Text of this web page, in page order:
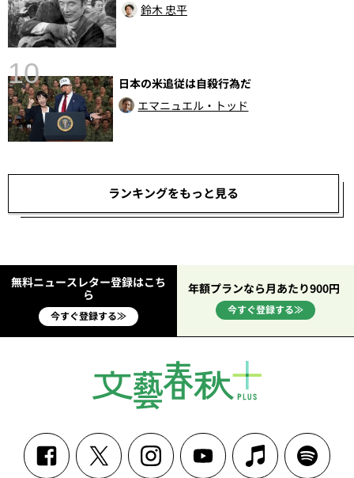
鈴木 忠平
10
日本の米追従は自殺行為だ
エマニュエル・トッド
ランキングをもっと見る
無料ニュースレター登録はこち
ら
今すぐ登録する≫
年額プランなら月あたり900円
今すぐ登録する≫